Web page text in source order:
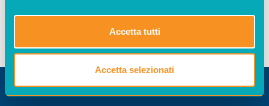
Accetta tutti
Accetta selezionati